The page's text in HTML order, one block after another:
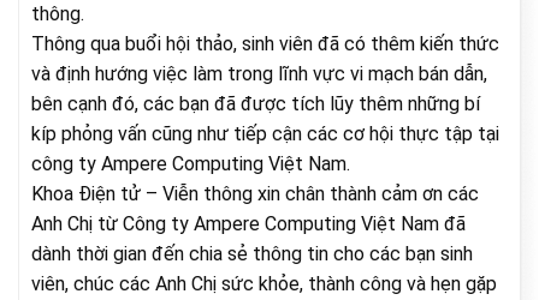
thông.
Thông qua buổi hội thảo, sinh viên đã có thêm kiến thức
và định hướng việc làm trong lĩnh vực vi mạch bán dẫn,
bên cạnh đó, các bạn đã được tích lũy thêm những bí
kíp phỏng vấn cũng như tiếp cận các cơ hội thực tập tại
công ty Ampere Computing Việt Nam.
Khoa Điện tử – Viễn thông xin chân thành cảm ơn các
Anh Chị từ Công ty Ampere Computing Việt Nam đã
dành thời gian đến chia sẻ thông tin cho các bạn sinh
viên, chúc các Anh Chị sức khỏe, thành công và hẹn gặp